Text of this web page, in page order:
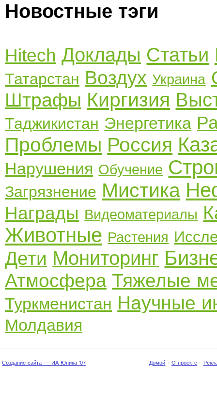
Новостные тэги
Hitech Доклады Статьи
Татарстан Воздух Украина
Штрафы Киргизия
Таджикистан Энергетика
Проблемы Россия
Нарушения Обучение
Загрязнение Мистика
Награды Видеоматериалы
Животные Растения
Дети Мониторинг
Атмосфера Тяжелые
Туркменистан Научные
Молдавия
Создание сайта — ИА Юника '07 Домой · О проекте ·